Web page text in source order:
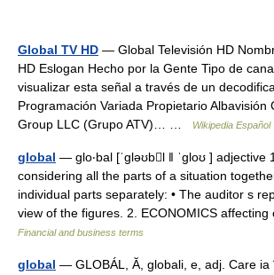
Global TV HD — Global Televisión HD
HD Eslogan Hecho por la Gente Tipo de
visualizar esta señal a través de un
Programación Variada Propietario Albavisión
Group LLC (Grupo ATV)… …
Wikipedia Español
global — glo‧bal [ˈgləʊbl ǁ ˈgloʊ ] adjective
considering all the parts of a situation
individual parts separately: • The auditor s
view of the figures. 2. ECONOMICS
Financial and business terms
global — GLOBÁL, Ă, globali, e, adj. Care ia